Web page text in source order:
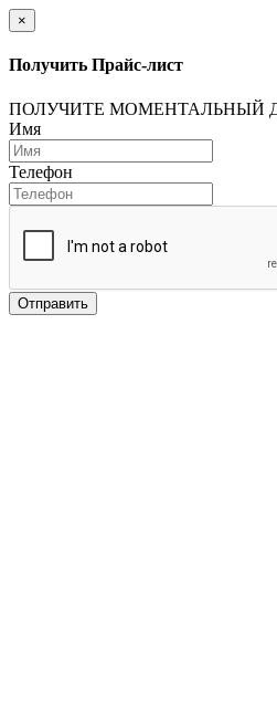
×
Получить Прайс-лист
ПОЛУЧИТЕ МОМЕНТАЛЬНЫЙ
Имя
Телефон
Отправить